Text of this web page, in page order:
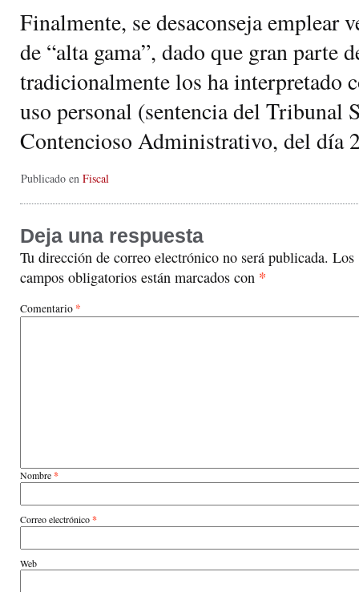
Finalmente, se desaconseja emplear
de “alta gama”, dado que gran parte
tradicionalmente los ha interpretado
uso personal (sentencia del Tribunal
Contencioso Administrativo, del día
Publicado en Fiscal
Deja una respuesta
Tu dirección de correo electrónico no será publicada. Los
campos obligatorios están marcados con *
Comentario *
Nombre*
Correo electrónico*
Web